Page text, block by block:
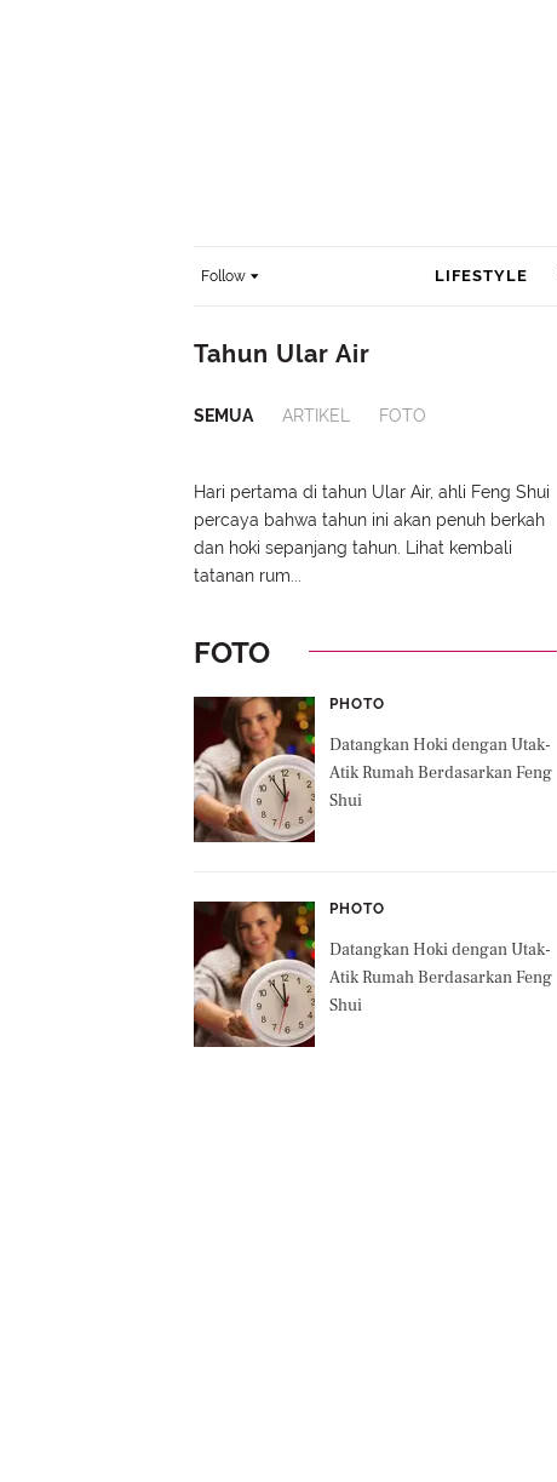
Follow LIFESTYLE
Tahun Ular Air
SEMUA ARTIKEL FOTO
Hari pertama di tahun Ular Air, ahli Feng Shui
percaya bahwa tahun ini akan penuh berkah
dan hoki sepanjang tahun. Lihat kembali
tatanan rum...
FOTO
PHOTO
Datangkan Hoki dengan Utak-
Atik Rumah Berdasarkan Feng
Shui
PHOTO
Datangkan Hoki dengan Utak-
Atik Rumah Berdasarkan Feng
Shui